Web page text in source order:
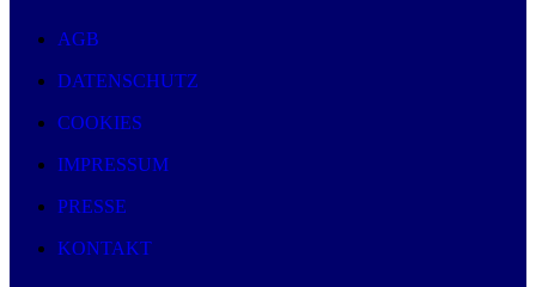
AGB
DATENSCHUTZ
COOKIES
IMPRESSUM
PRESSE
KONTAKT